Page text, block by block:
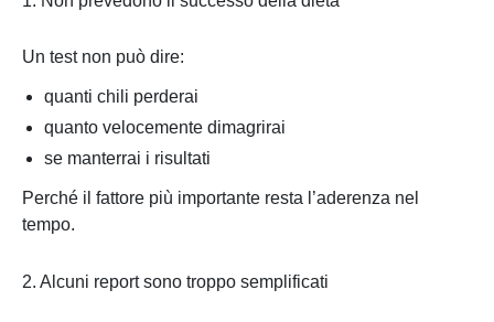
Un test non può dire:
quanti chili perderai
quanto velocemente dimagrirai
se manterrai i risultati
Perché il fattore più importante resta l’aderenza nel
tempo.
2. Alcuni report sono troppo semplificati